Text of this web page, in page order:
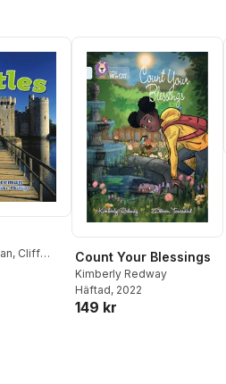
, Cliff
Count Your Blessings
Kimberly Redway
Häftad, 2022
149 kr